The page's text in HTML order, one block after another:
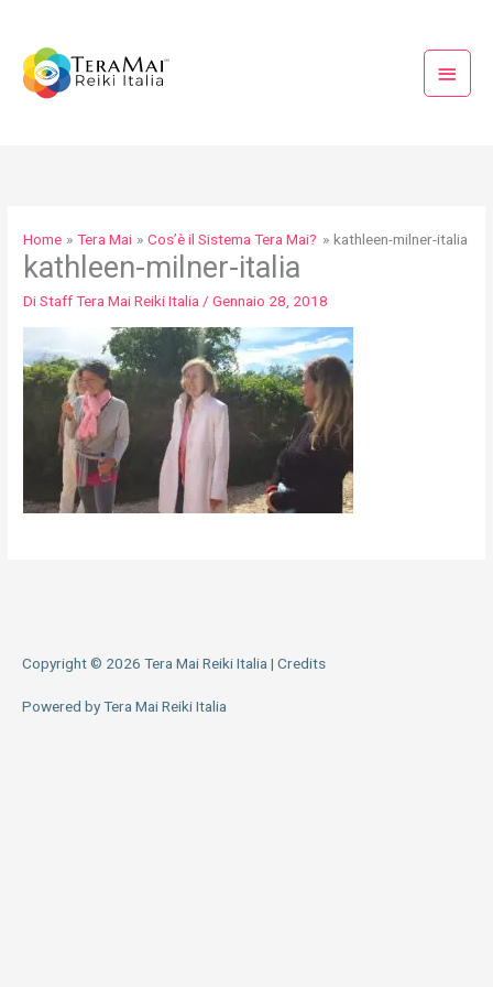
contenuto
Home Tera Mai Cos’è il Sistema Tera Mai? kathleen-milner-italia
kathleen-milner-italia
DiStaff Tera Mai Reiki Italia /Gennaio 28, 2018
Copyright © 2026 Tera Mai Reiki Italia | Credits
Powered byTera Mai Reiki Italia